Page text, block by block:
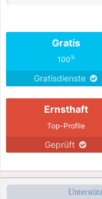
Gratis
100%
Gratisdienste
Ernsthaft
Top-Profile
Geprüft